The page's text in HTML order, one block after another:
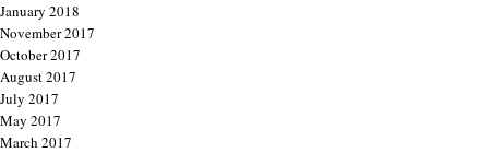
January 2018
November 2017
October 2017
August 2017
July 2017
May 2017
March 2017